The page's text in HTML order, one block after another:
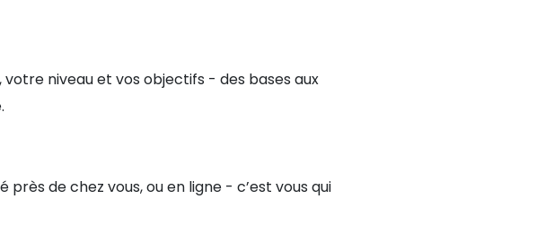
niveau et vos objectifs - des bases aux
près de chez vous, ou en ligne - c’est vous qui